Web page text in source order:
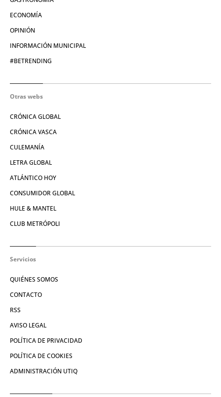
ECONOMÍA
OPINIÓN
INFORMACIÓN MUNICIPAL
#BETRENDING
Otras webs
CRÓNICA GLOBAL
CRÓNICA VASCA
CULEMANÍA
LETRA GLOBAL
ATLÁNTICO HOY
CONSUMIDOR GLOBAL
HULE & MANTEL
CLUB METRÓPOLI
Servicios
QUIÉNES SOMOS
CONTACTO
RSS
AVISO LEGAL
POLÍTICA DE PRIVACIDAD
POLÍTICA DE COOKIES
ADMINISTRACIÓN UTIQ